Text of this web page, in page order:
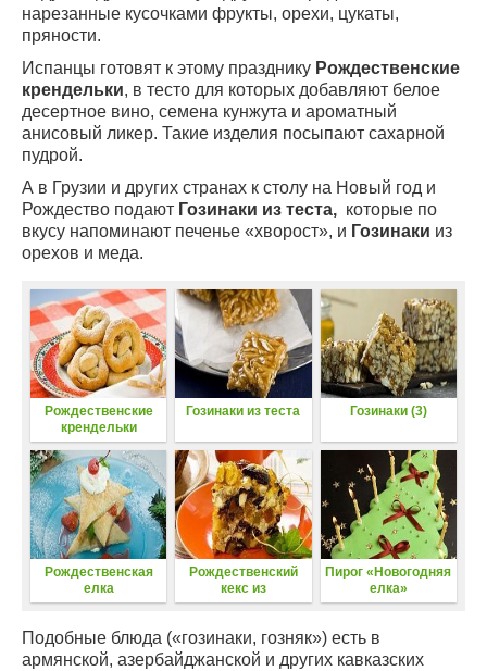
нарезанные кусочками фрукты, орехи, цукаты,
пряности.
Испанцы готовят к этому празднику Рождественские
крендельки, в тесто для которых добавляют белое
десертное вино, семена кунжута и ароматный
анисовый ликер. Такие изделия посыпают сахарной
пудрой.
А в Грузии и других странах к столу на Новый год и
Рождество подают Гозинаки из теста, которые по
вкусу напоминают печенье «хворост», и Гозинаки из
орехов и меда.
Рождественские
крендельки
Гозинаки из теста Гозинаки (3)
Рождественская
елка
Рождественский
кекс из
сухофруктов
Пирог «Новогодняя
елка»
Подобные блюда («гозинаки, гозняк») есть в
армянской, азербайджанской и других кавказских